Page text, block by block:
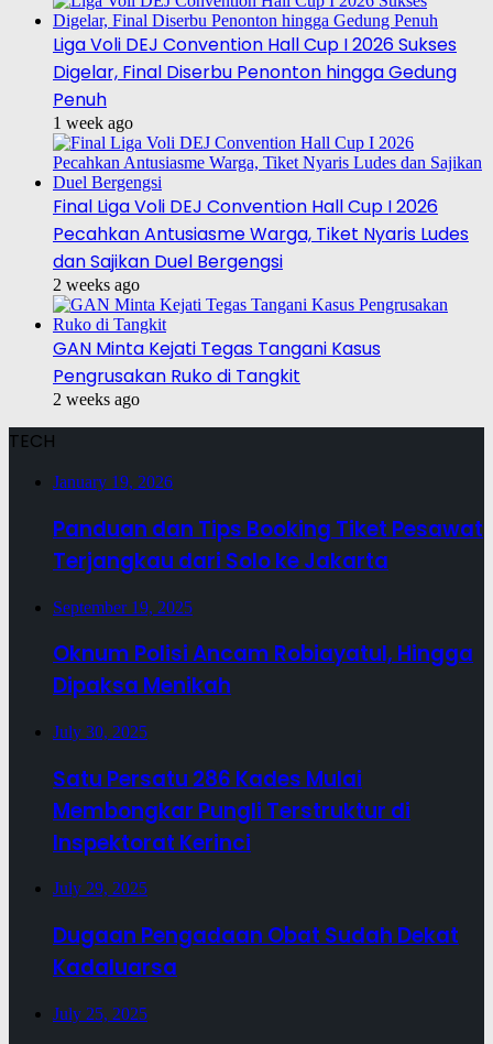
Liga Voli DEJ Convention Hall Cup I 2026 Sukses
Digelar, Final Diserbu Penonton hingga Gedung
Penuh
1 week ago
Final Liga Voli DEJ Convention Hall Cup I 2026
Pecahkan Antusiasme Warga, Tiket Nyaris Ludes
dan Sajikan Duel Bergengsi
2 weeks ago
GAN Minta Kejati Tegas Tangani Kasus
Pengrusakan Ruko di Tangkit
2 weeks ago
TECH
January 19, 2026
Panduan dan Tips Booking Tiket Pesawat
Terjangkau dari Solo ke Jakarta
September 19, 2025
Oknum Polisi Ancam Robiayatul, Hingga
Dipaksa Menikah
July 30, 2025
Satu Persatu 286 Kades Mulai
Membongkar Pungli Terstruktur di
Inspektorat Kerinci
July 29, 2025
Dugaan Pengadaan Obat Sudah Dekat
Kadaluarsa
July 25, 2025